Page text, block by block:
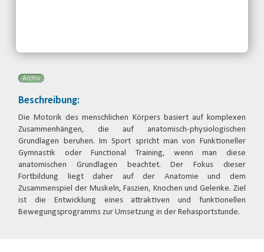
Archiv
Beschreibung:
Die Motorik des menschlichen Körpers basiert auf komplexen
Zusammenhängen, die auf anatomisch-physiologischen
Grundlagen beruhen. Im Sport spricht man von Funktioneller
Gymnastik oder Functional Training, wenn man diese
anatomischen Grundlagen beachtet. Der Fokus dieser
Fortbildung liegt daher auf der Anatomie und dem
Zusammenspiel der Muskeln, Faszien, Knochen und Gelenke. Ziel
ist die Entwicklung eines attraktiven und funktionellen
Bewegungsprogramms zur Umsetzung in der Rehasportstunde.